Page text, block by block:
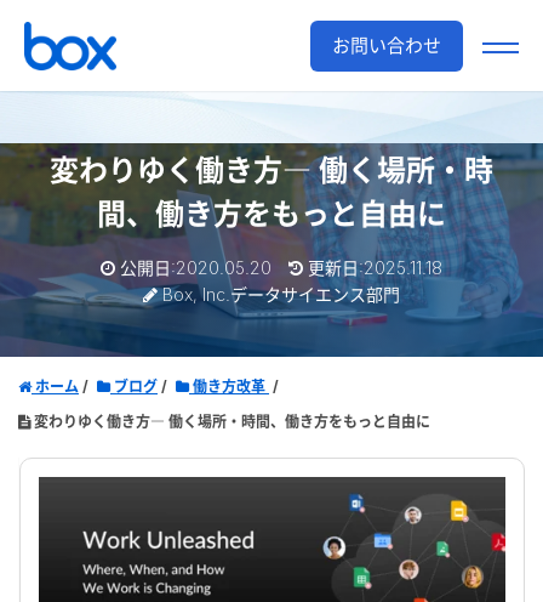
お問い合わせ
変わりゆく働き方― 働く場所・時
間、働き方をもっと自由に
公開日:2020.05.20
更新日:2025.11.18
Box, Inc.データサイエンス部門
ホーム ブログ
働き方改革
変わりゆく働き方― 働く場所・時間、働き方をもっと自由に